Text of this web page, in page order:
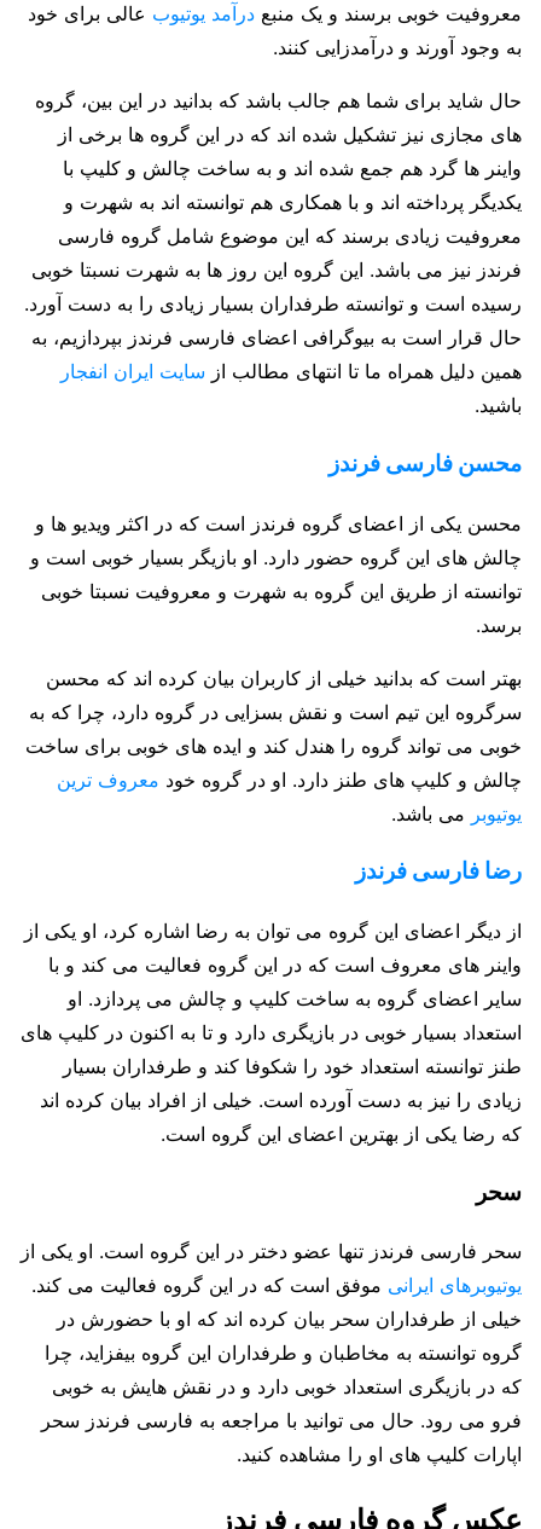
معروفیت خوبی برسند و یک منبع درآمد یوتیوب عالی برای خود
به وجود آورند و درآمدزایی کنند.
حال شاید برای شما هم جالب باشد که بدانید در این بین، گروه‌
های مجازی نیز تشکیل شده اند که در این گروه‌ ها برخی از
واینر ها گرد هم جمع شده اند و به ساخت چالش و کلیپ با
یکدیگر پرداخته اند و با همکاری هم توانسته اند به شهرت و
معروفیت زیادی برسند که این موضوع شامل گروه فارسی
فرندز نیز می باشد. این گروه این روز ها به شهرت نسبتا خوبی
رسیده است و توانسته طرفداران بسیار زیادی را به دست آورد.
حال قرار است به بیوگرافی اعضای فارسی فرندز بپردازیم، به
همین دلیل همراه ما تا انتهای مطالب از سایت ایران انفجار
باشید.
محسن فارسی فرندز
محسن یکی از اعضای گروه فرندز است که در اکثر ویدیو ها و
چالش های این گروه حضور دارد. او بازیگر بسیار خوبی است و
توانسته از طریق این گروه به شهرت و معروفیت نسبتا خوبی
برسد.
بهتر است که بدانید خیلی از کاربران بیان کرده اند که محسن
سرگروه این تیم است و نقش بسزایی در گروه دارد، چرا که به
خوبی می‌ تواند گروه را هندل کند و ایده های خوبی برای ساخت
چالش و کلیپ های طنز دارد. او در گروه خود معروف ترین
یوتیوبر می باشد.
رضا فارسی فرندز
از دیگر اعضای این گروه می توان به رضا اشاره کرد، او یکی از
واینر های معروف است که در این گروه فعالیت می کند و با
سایر اعضای گروه به ساخت کلیپ و چالش می پردازد. او
استعداد بسیار خوبی در بازیگری دارد و تا به اکنون در کلیپ های
طنز توانسته استعداد خود را شکوفا کند و طرفداران بسیار
زیادی را نیز به دست آورده است. خیلی از افراد بیان کرده اند
که رضا یکی از بهترین اعضای این گروه است.
سحر
سحر فارسی فرندز تنها عضو دختر در این گروه است. او یکی از
یوتیوبرهای ایرانی موفق است که در این گروه فعالیت می کند.
خیلی از طرفداران سحر بیان کرده اند که او با حضورش در
گروه توانسته به مخاطبان و طرفداران این گروه بیفزاید، چرا
که در بازیگری استعداد خوبی دارد و در نقش هایش به خوبی
فرو می رود. حال می توانید با مراجعه به فارسی فرندز سحر
اپارات کلیپ های او را مشاهده کنید.
عکس گروه فارسی فرندز